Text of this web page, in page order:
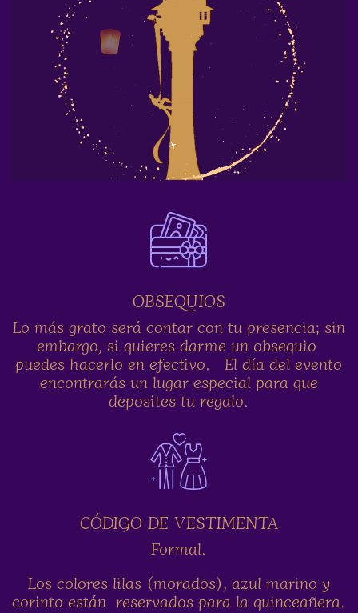
OBSEQUIOS
Lo más grato será contar con tu presencia; sin
embargo, si quieres darme un obsequio
puedes hacerlo en efectivo. El día del evento
encontrarás un lugar especial para que
deposites tu regalo.
CÓDIGO DE VESTIMENTA
Formal.
Los colores lilas (morados), azul marino y
corinto están reservados para la quinceañera.